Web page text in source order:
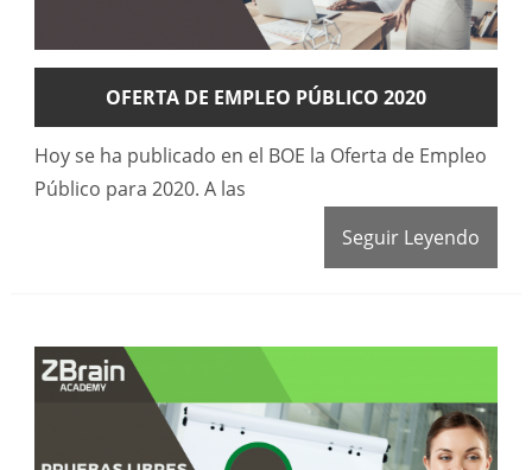
OFERTA DE EMPLEO PÚBLICO 2020
Hoy se ha publicado en el BOE la Oferta de Empleo
Público para 2020. A las
Seguir Leyendo